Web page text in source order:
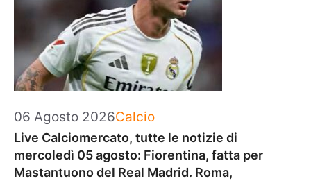
06 Agosto 2026Categorie
Calcio
Live Calciomercato, tutte le notizie di
mercoledì 05 agosto: Fiorentina, fatta per
Mastantuono del Real Madrid. Roma,